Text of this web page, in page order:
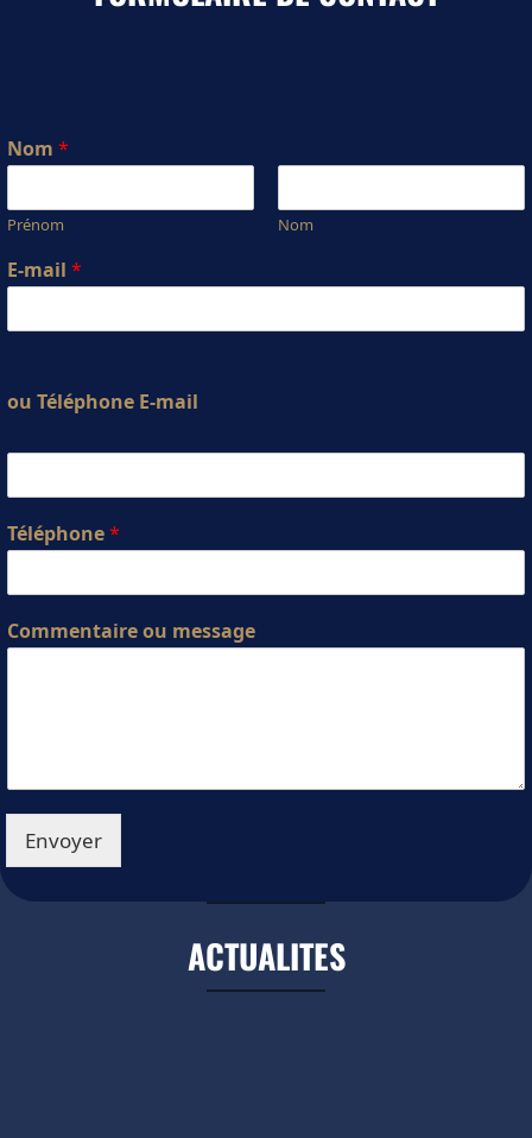
Nom *
Prénom Nom
E-mail *
ou Téléphone E-mail
Téléphone*
Commentaire ou message
Envoyer
ACTUALITES